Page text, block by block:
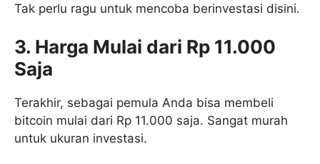
Tak perlu ragu untuk mencoba berinvestasi disini.
3. Harga Mulai dari Rp 11.000
Saja
Terakhir, sebagai pemula Anda bisa membeli
bitcoin mulai dari Rp 11.000 saja. Sangat murah
untuk ukuran investasi.